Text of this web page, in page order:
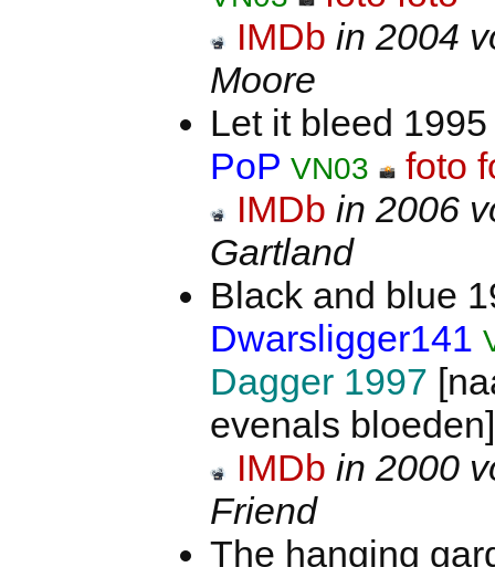
IMDb in 2004
Moore
Let it bleed
PoP VN03 foto
IMDb in 2006
Gartland
Black and blue
Dwarsligger141
Dagger 1997
evenals bloeden]
IMDb in 2000
Friend
The hanging